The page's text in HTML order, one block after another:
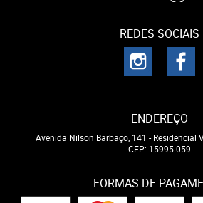
REDES SOCIAIS
ENDEREÇO
Avenida Nilson Barbaço, 141 - Residencial
CEP: 15995-059
FORMAS DE